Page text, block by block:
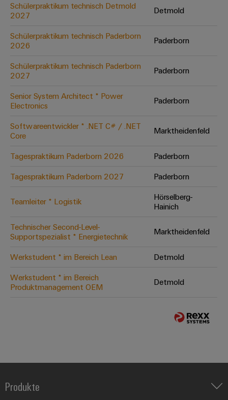
Digital
neuen Niveau
schnell
Schülerpraktikum technisch Detmold
2027
Detmold
Schülerpraktikum technisch Paderborn
2026
Paderborn
Schülerpraktikum technisch Paderborn
2027
Paderborn
Senior System Architect * Power
Electronics
Paderborn
Softwareentwickler * .NET C# / .NET
Core
Marktheidenfeld
Tagespraktikum Paderborn 2026
Paderborn
Tagespraktikum Paderborn 2027
Paderborn
Teamleiter * Logistik
Hörselberg-
Hainich
Technischer Second-Level-
Supportspezialist * Energietechnik
Marktheidenfeld
Werkstudent * im Bereich Lean
Detmold
Werkstudent * im Bereich
Produktmanagement OEM
Detmold
Produkte